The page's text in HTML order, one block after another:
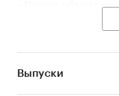
• Каков объем
Республике
за счет
Выпуски